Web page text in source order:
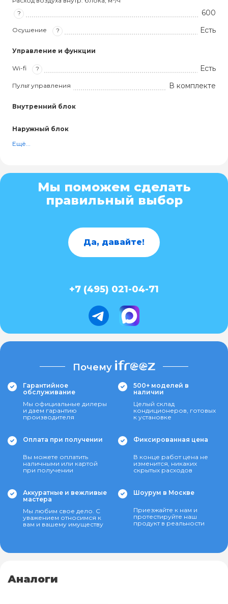
?
600
Осушение ? Есть
Управление и функции
Wi-fi ? Есть
Пульт управления В комплекте
Внутренний блок
Наружный блок
Ещё...
Мы поможем сделать
правильный выбор
Да, давайте!
+7 (495) 021-04-71
Почему
Гарантийное
обслуживание
Мы официальные дилеры
и даем гарантию
производителя
500+ моделей в
наличии
Целый склад
кондиционеров, готовых
к установке
Оплата при получении
Вы можете оплатить
наличными или картой
при получении
Фиксированная цена
В конце работ цена не
изменится, никаких
скрытых расходов
Аккуратные и вежливые
мастера
Мы любим свое дело. С
уважением относимся к
вам и вашему имуществу
Шоурум в Москве
Приезжайте к нам и
протестируйте наш
продукт в реальности
Аналоги